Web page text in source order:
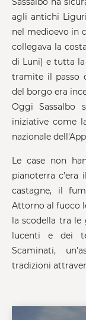
agli antichi
nel medioevo in
collegava la
di Luni) e tutta la
tramite il passo
del borgo era
Oggi Sassalbo
iniziative come
nazionale
Le case non
pianoterra c’era
castagne, il
Attorno al fuoco
la scodella tra le
lucenti e dei
Scaminati,
tradizioni